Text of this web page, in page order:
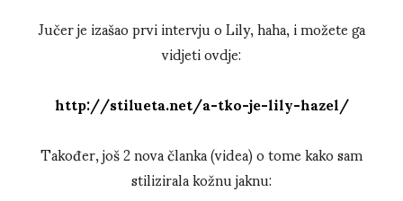
Jučer je izašao prvi intervju o Lily, haha, i možete ga
vidjeti ovdje:
http://stilueta.net/a-tko-je-lily-hazel/
Također, još 2 nova članka (videa) o tome kako sam
stilizirala kožnu jaknu: